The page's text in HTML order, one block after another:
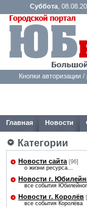
Суббота,
Кнопки авторизации /
Главная Новости
Категории
Новости сайта [96]
о жизни ресурса...
Новости г.
все события
Новости г. Королёв
все события Королёва